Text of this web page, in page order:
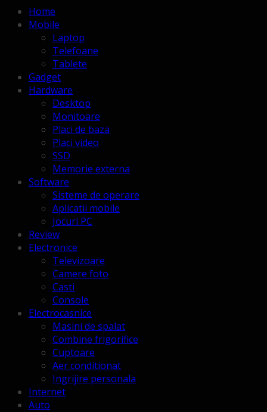
Home
Mobile
Laptop
Telefoane
Tablete
Gadget
Hardware
Desktop
Monitoare
Placi de baza
Placi video
SSD
Memorie externa
Software
Sisteme de operare
Aplicatii mobile
Jocuri PC
Review
Electronice
Televizoare
Camere foto
Casti
Console
Electrocasnice
Masini de spalat
Combine frigorifice
Cuptoare
Aer conditionat
Ingrijire personala
Internet
Auto